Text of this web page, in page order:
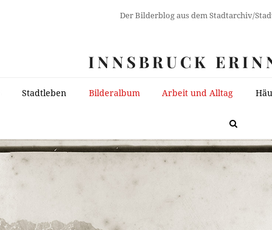
Der Bilderblog aus dem Stadtarchiv/
INNSBRUCK
Stadtleben Bilderalbum Arbeit und Alltag